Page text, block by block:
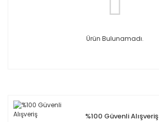
Ürün Bulunamadı.
%100 Güvenli Alışveriş